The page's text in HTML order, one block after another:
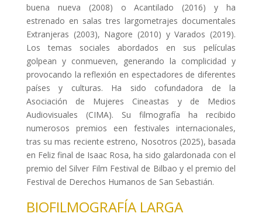
buena nueva (2008) o Acantilado (2016) y ha
estrenado en salas tres largometrajes documentales
Extranjeras (2003), Nagore (2010) y Varados (2019).
Los temas sociales abordados en sus películas
golpean y conmueven, generando la complicidad y
provocando la reflexión en espectadores de diferentes
países y culturas. Ha sido cofundadora de la
Asociación de Mujeres Cineastas y de Medios
Audiovisuales (CIMA). Su filmografía ha recibido
numerosos premios een festivales internacionales,
tras su mas reciente estreno, Nosotros (2025), basada
en Feliz final de Isaac Rosa, ha sido galardonada con el
premio del Silver Film Festival de Bilbao y el premio del
Festival de Derechos Humanos de San Sebastián.
BIOFILMOGRAFÍA LARGA